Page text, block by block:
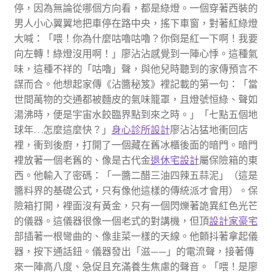
停，因為無論從哪個方向看，都是綠燈。一個穿著西裝的
男人小心翼翼地把車停在路中央，搖下車窗，對著紅綠燈
大喊：「喂！你為什麼咕嚕咕嚕？你倒是紅一下啊！我要
向左轉！綠燈沒用啊！」廖沾沾感覺到一陣心悸。這種氣
味，這種不祥的「咕嚕」聲，與他兒時聽到的家傳預言不
謀而合。他想起家傳《沾醬秘笈》裡記載的第一句：「當
世間萬物的交通都被麵皮的氣味籠罩，且燈號恒綠、聲如
湯沸時，便是宇宙水餃臨界點到來之時。」「七點五個地
球年…怎麼這麼快？」 身心診所設計廖沾沾猛地衝回店
裡，衝到後廚，打開了一個藏在舊冰櫃後面的暗門。暗門
裡放著一個老舊的、像是古代金退休宅設計屬保險箱的東
西。他輸入了密碼：「一醬二醋三油四辣五蒜泥」（這是
醬料界的基礎公式，只有像他這樣的傳統派才會用）。保
險箱打開，裡面沒有黃金，只有一個閃爍著詭異紅色光芒
的儀器。這儀器很像一個老式的對講機，但頂設計家豪宅
部插著一根彎曲的、像韭菜一樣的天線。他顫抖著拿起儀
器，按下通話鈕。儀器發出「滋——」的電流聲，接著傳
來一陣高八度、急促且充滿養生焦慮的聲音。「喂！是廖